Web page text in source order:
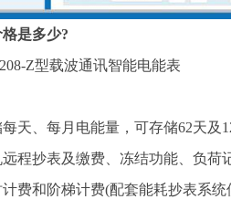
是多少?
Z型载波通讯智能电能表
、每月电能量，可存储62天及
抄表及缴费、冻结功能、负荷
和阶梯计费(配套能耗抄表系统